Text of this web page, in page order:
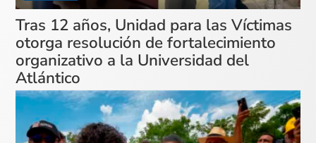
Tras 12 años, Unidad para las Víctimas
otorga resolución de fortalecimiento
organizativo a la Universidad del
Atlántico